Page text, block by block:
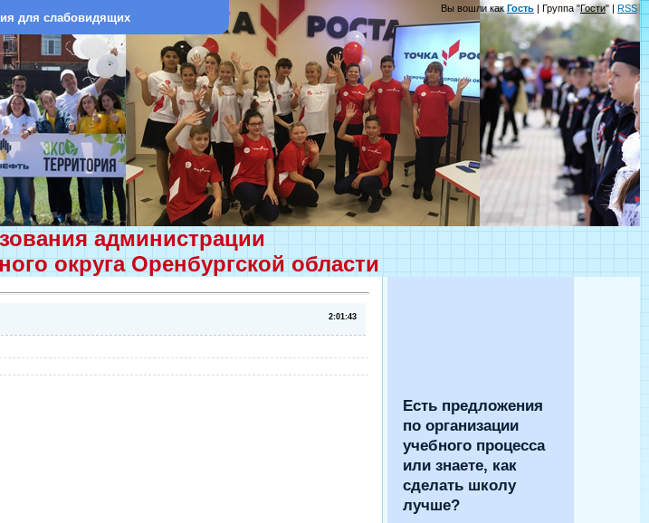
для слабовидящих
Вы вошли какГость | Группа "Гости" | RSS
администрации
округа Оренбургской области
2:01:43
Есть предложения
по организации
учебного процесса
или знаете, как
сделать школу
лучше?